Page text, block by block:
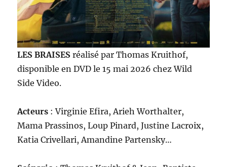
LES BRAISESréalisé par Thomas Kruithof,
disponible en DVD le 15 mai 2026 chez Wild
Side Video.
Acteurs : Virginie Efira, Arieh Worthalter,
Mama Prassinos, Loup Pinard, Justine Lacroix,
Katia Crivellari, Amandine Partensky…